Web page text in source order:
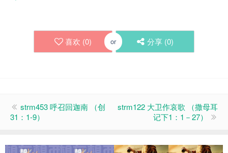
喜欢 (0) or 分享 (0)
strm453 呼召回迦南 （创
31：1-9）
strm122 大卫作哀歌 （撒母耳
记下1：1－27）